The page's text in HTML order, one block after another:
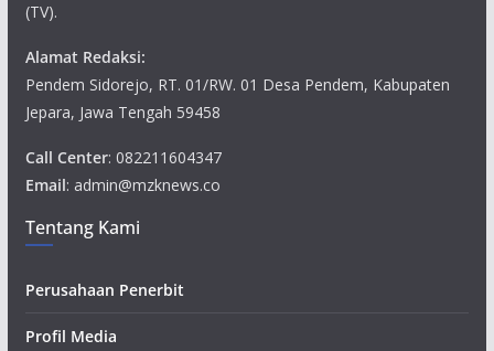
(TV).
Alamat Redaksi:
Pendem Sidorejo, RT. 01/RW. 01 Desa Pendem, Kabupaten
Jepara, Jawa Tengah 59458
Call Center: 082211604347
Email: admin@mzknews.co
Tentang Kami
Perusahaan Penerbit
Profil Media